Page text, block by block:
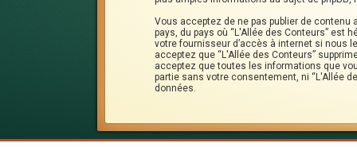
Vous acceptez de ne pas publier de
pays, du pays où “L'Allée des Conteurs” est
votre fournisseur d’accès à internet si nous
acceptez que “L'Allée des Conteurs”
acceptez que toutes les informations que
partie sans votre consentement, ni “L'Allée
données.